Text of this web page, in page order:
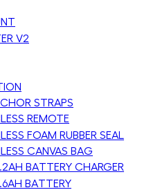
V2
STRAPS
REMOTE
FOAM RUBBER SEAL
CANVAS BAG
BATTERY CHARGER
BATTERY